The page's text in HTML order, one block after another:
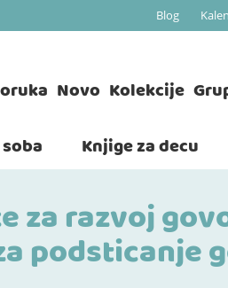
Blog
Novo Kolekcije
Knjige za decu
za razvoj
podsticanje